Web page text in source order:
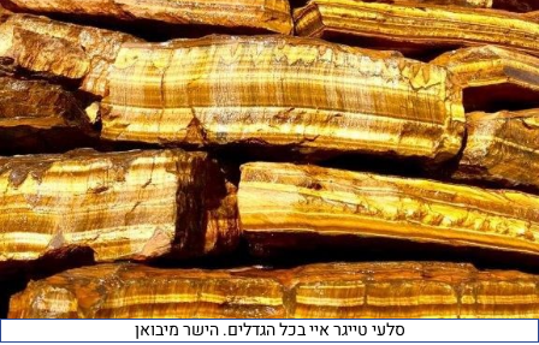
סלעי טייגר איי בכל הגדלים. הישר מיבואן